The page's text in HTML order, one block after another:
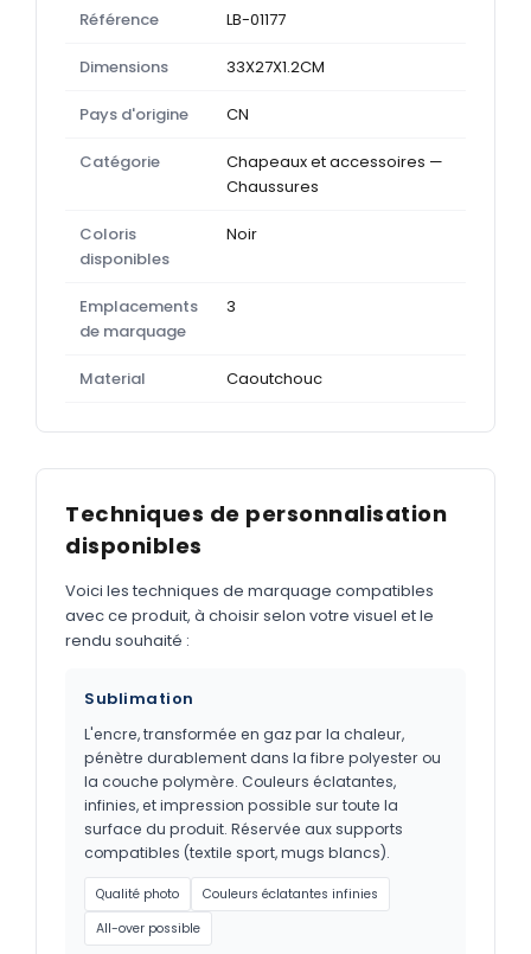
Référence LB-01177
Dimensions 33X27X1.2CM
Pays d'origine CN
Catégorie
Chapeaux et accessoires —
Chaussures
Coloris
disponibles
Noir
Emplacements
de marquage
3
Material Caoutchouc
Techniques de personnalisation
disponibles
Voici les techniques de marquage compatibles
avec ce produit, à choisir selon votre visuel et le
rendu souhaité :
Sublimation
L'encre, transformée en gaz par la chaleur,
pénètre durablement dans la fibre polyester ou
la couche polymère. Couleurs éclatantes,
infinies, et impression possible sur toute la
surface du produit. Réservée aux supports
compatibles (textile sport, mugs blancs).
Qualité photo
Couleurs éclatantes infinies
All-over possible